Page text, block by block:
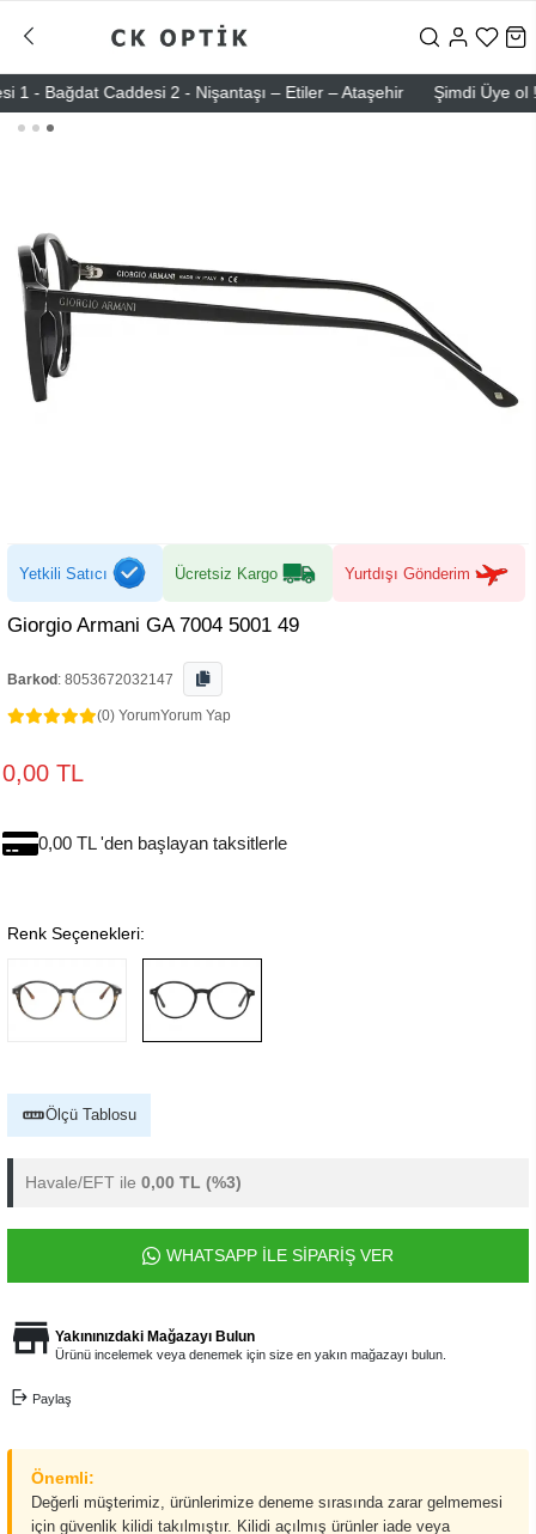
Caddesi 2 - Nişantaşı – Etiler – Ataşehir Şimdi Üye ol ! 5000
Yetkili Satıcı Ücretsiz Kargo Yurtdışı Gönderim
Giorgio Armani GA 7004 5001 49
Barkod : 8053672032147
(0) YorumYorum Yap
0,00 TL
0,00 TL 'den başlayan taksitlerle
Renk Seçenekleri:
Ölçü Tablosu
Havale/EFT ile 0,00 TL (%3)
WHATSAPP İLE SİPARİŞ VER
Yakınınızdaki Mağazayı Bulun
Ürünü incelemek veya denemek için size en yakın mağazayı bulun.
Paylaş
Önemli:
Değerli müşterimiz, ürünlerimize deneme sırasında zarar gelmemesi
için güvenlik kilidi takılmıştır. Kilidi açılmış ürünler iade veya